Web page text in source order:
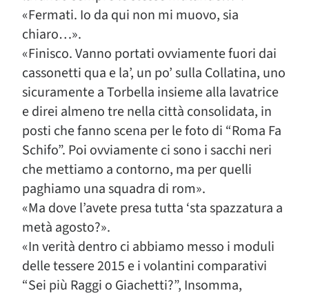
«Fermati. Io da qui non mi muovo, sia
chiaro…».
«Finisco. Vanno portati ovviamente fuori dai
cassonetti qua e la’, un po’ sulla Collatina, uno
sicuramente a Torbella insieme alla lavatrice
e direi almeno tre nella città consolidata, in
posti che fanno scena per le foto di “Roma Fa
Schifo”. Poi ovviamente ci sono i sacchi neri
che mettiamo a contorno, ma per quelli
paghiamo una squadra di rom».
«Ma dove l’avete presa tutta ‘sta spazzatura a
metà agosto?».
«In verità dentro ci abbiamo messo i moduli
delle tessere 2015 e i volantini comparativi
“Sei più Raggi o Giachetti?”, Insomma,